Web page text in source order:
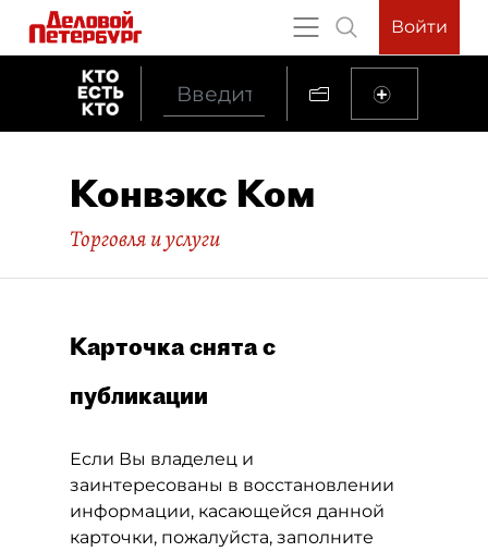
Войти
Конвэкс Ком
Торговля и услуги
Карточка снята с
публикации
Если Вы владелец и
заинтересованы в восстановлении
информации, касающейся данной
карточки, пожалуйста, заполните